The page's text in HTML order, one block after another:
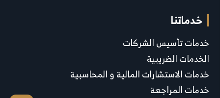
خدماتنا
خدمات تأسيس الشركات
الخدمات الضريبية
خدمات الاستشارات المالية و المحاسبية
خدمات المراجعة